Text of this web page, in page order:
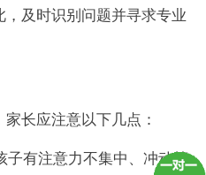
及时识别问题并寻求专业
长应注意以下几点：
子有注意力不集中、冲动等